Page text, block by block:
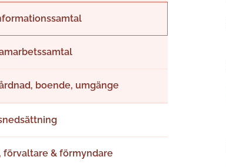
boende, umgänge
förvaltare & förmyndare